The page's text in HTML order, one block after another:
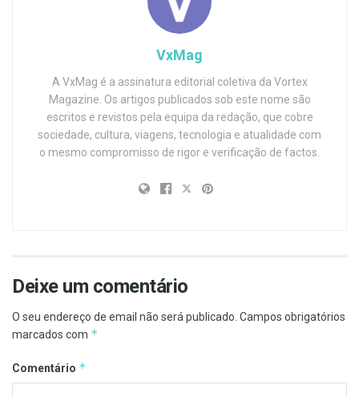
VxMag
A VxMag é a assinatura editorial coletiva da Vortex
Magazine. Os artigos publicados sob este nome são
escritos e revistos pela equipa da redação, que cobre
sociedade, cultura, viagens, tecnologia e atualidade com
o mesmo compromisso de rigor e verificação de factos.
Deixe um comentário
O seu endereço de email não será publicado. Campos obrigatórios
marcados com *
Comentário *